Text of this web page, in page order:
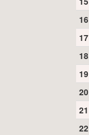
16
17
18
19
20
21
22